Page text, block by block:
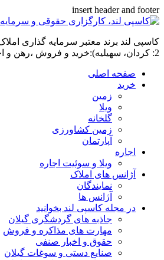
insert header and footer
2: کردان، سهیلیه):خرید و فروش ،رهن و اجاره
صفحه اصلی
خرید
زمین
ویلا
گلخانه
زمین کشاورزی
آپارتمان
اجاره
ویلا و سوئیت اجاره
آژانس های املاک
نمایندگان
آژانس ها
در مجله کاسپی لند بخوانید
جاذبه های گردشگری گیلان
مهارت های مذاکره و فروش
حقوق و اخبار صنفی
صنایع دستی و سوغات گیلان